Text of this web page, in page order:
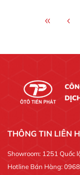
THÔNG TIN LIÊN
Showroom: 1251 Quốc
Hotline Bán Hàng: